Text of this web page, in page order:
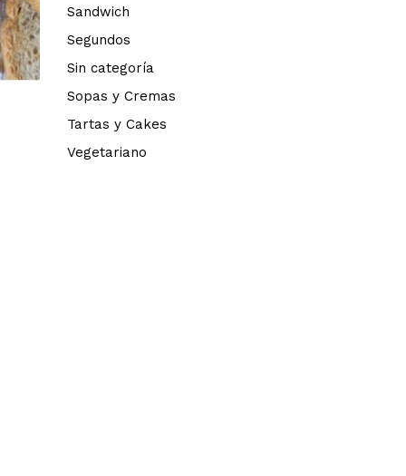
Sandwich
Segundos
Sin categoría
Sopas y Cremas
Tartas y Cakes
Vegetariano